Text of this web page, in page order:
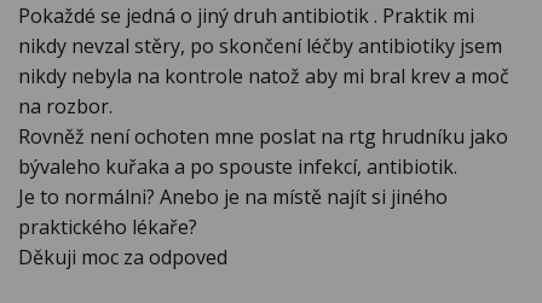
Pokaždé se jedná o jiný druh antibiotik . Praktik mi
nikdy nevzal stěry, po skončení léčby antibiotiky jsem
nikdy nebyla na kontrole natož aby mi bral krev a moč
na rozbor.
Rovněž není ochoten mne poslat na rtg hrudníku jako
bývaleho kuřaka a po spouste infekcí, antibiotik.
Je to normálni? Anebo je na místě najít si jiného
praktického lékaře?
Děkuji moc za odpoved